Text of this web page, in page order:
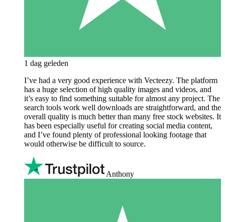
1 dag geleden
I’ve had a very good experience with Vecteezy. The platform
has a huge selection of high quality images and videos, and
it’s easy to find something suitable for almost any project. The
search tools work well downloads are straightforward, and the
overall quality is much better than many free stock websites. It
has been especially useful for creating social media content,
and I’ve found plenty of professional looking footage that
would otherwise be difficult to source.
Anthony